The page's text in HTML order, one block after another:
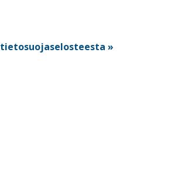
tietosuojaselosteesta »